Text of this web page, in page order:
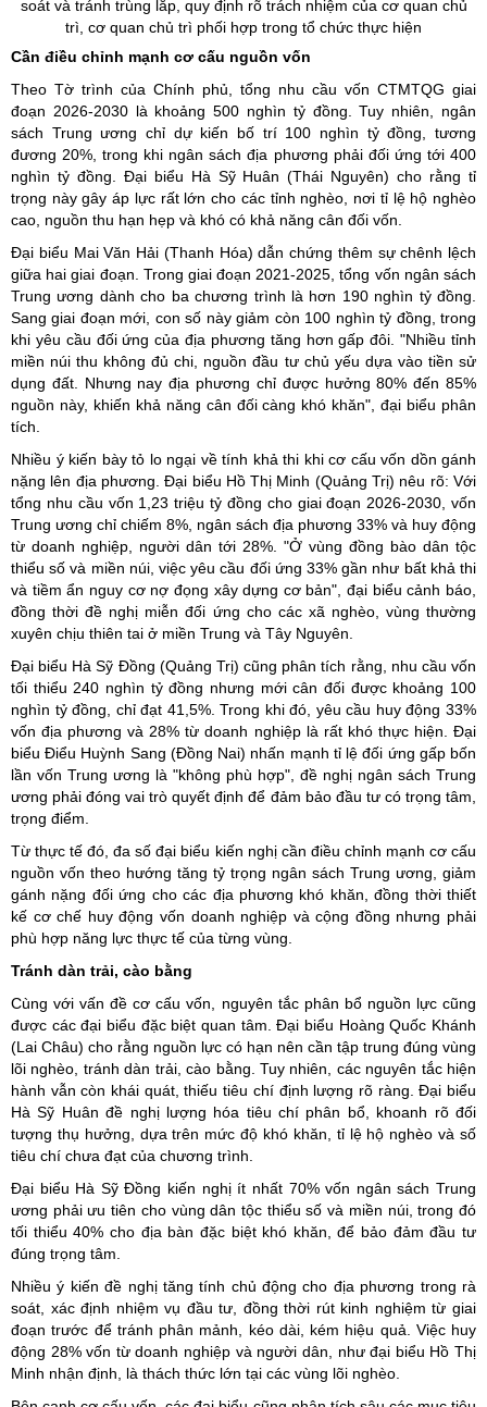
soát và tránh trùng lắp, quy định rõ trách nhiệm của cơ quan chủ
trì, cơ quan chủ trì phối hợp trong tổ chức thực hiện
Cần điều chỉnh mạnh cơ cấu nguồn vốn
Theo Tờ trình của Chính phủ, tổng nhu cầu vốn CTMTQG giai
đoạn 2026-2030 là khoảng 500 nghìn tỷ đồng. Tuy nhiên, ngân
sách Trung ương chỉ dự kiến bố trí 100 nghìn tỷ đồng, tương
đương 20%, trong khi ngân sách địa phương phải đối ứng tới 400
nghìn tỷ đồng. Đại biểu Hà Sỹ Huân (Thái Nguyên) cho rằng tỉ
trọng này gây áp lực rất lớn cho các tỉnh nghèo, nơi tỉ lệ hộ nghèo
cao, nguồn thu hạn hẹp và khó có khả năng cân đối vốn.
Đại biểu Mai Văn Hải (Thanh Hóa) dẫn chứng thêm sự chênh lệch
giữa hai giai đoạn. Trong giai đoạn 2021-2025, tổng vốn ngân sách
Trung ương dành cho ba chương trình là hơn 190 nghìn tỷ đồng.
Sang giai đoạn mới, con số này giảm còn 100 nghìn tỷ đồng, trong
khi yêu cầu đối ứng của địa phương tăng hơn gấp đôi. "Nhiều tỉnh
miền núi thu không đủ chi, nguồn đầu tư chủ yếu dựa vào tiền sử
dụng đất. Nhưng nay địa phương chỉ được hưởng 80% đến 85%
nguồn này, khiến khả năng cân đối càng khó khăn", đại biểu phân
tích.
Nhiều ý kiến bày tỏ lo ngại về tính khả thi khi cơ cấu vốn dồn gánh
nặng lên địa phương. Đại biểu Hồ Thị Minh (Quảng Trị) nêu rõ: Với
tổng nhu cầu vốn 1,23 triệu tỷ đồng cho giai đoạn 2026-2030, vốn
Trung ương chỉ chiếm 8%, ngân sách địa phương 33% và huy động
từ doanh nghiệp, người dân tới 28%. "Ở vùng đồng bào dân tộc
thiểu số và miền núi, việc yêu cầu đối ứng 33% gần như bất khả thi
và tiềm ẩn nguy cơ nợ đọng xây dựng cơ bản", đại biểu cảnh báo,
đồng thời đề nghị miễn đối ứng cho các xã nghèo, vùng thường
xuyên chịu thiên tai ở miền Trung và Tây Nguyên.
Đại biểu Hà Sỹ Đồng (Quảng Trị) cũng phân tích rằng, nhu cầu vốn
tối thiểu 240 nghìn tỷ đồng nhưng mới cân đối được khoảng 100
nghìn tỷ đồng, chỉ đạt 41,5%. Trong khi đó, yêu cầu huy động 33%
vốn địa phương và 28% từ doanh nghiệp là rất khó thực hiện. Đại
biểu Điểu Huỳnh Sang (Đồng Nai) nhấn mạnh tỉ lệ đối ứng gấp bốn
lần vốn Trung ương là "không phù hợp", đề nghị ngân sách Trung
ương phải đóng vai trò quyết định để đảm bảo đầu tư có trọng tâm,
trọng điểm.
Từ thực tế đó, đa số đại biểu kiến nghị cần điều chỉnh mạnh cơ cấu
nguồn vốn theo hướng tăng tỷ trọng ngân sách Trung ương, giảm
gánh nặng đối ứng cho các địa phương khó khăn, đồng thời thiết
kế cơ chế huy động vốn doanh nghiệp và cộng đồng nhưng phải
phù hợp năng lực thực tế của từng vùng.
Tránh dàn trải, cào bằng
Cùng với vấn đề cơ cấu vốn, nguyên tắc phân bổ nguồn lực cũng
được các đại biểu đặc biệt quan tâm. Đại biểu Hoàng Quốc Khánh
(Lai Châu) cho rằng nguồn lực có hạn nên cần tập trung đúng vùng
lõi nghèo, tránh dàn trải, cào bằng. Tuy nhiên, các nguyên tắc hiện
hành vẫn còn khái quát, thiếu tiêu chí định lượng rõ ràng. Đại biểu
Hà Sỹ Huân đề nghị lượng hóa tiêu chí phân bổ, khoanh rõ đối
tượng thụ hưởng, dựa trên mức độ khó khăn, tỉ lệ hộ nghèo và số
tiêu chí chưa đạt của chương trình.
Đại biểu Hà Sỹ Đồng kiến nghị ít nhất 70% vốn ngân sách Trung
ương phải ưu tiên cho vùng dân tộc thiểu số và miền núi, trong đó
tối thiểu 40% cho địa bàn đặc biệt khó khăn, để bảo đảm đầu tư
đúng trọng tâm.
Nhiều ý kiến đề nghị tăng tính chủ động cho địa phương trong rà
soát, xác định nhiệm vụ đầu tư, đồng thời rút kinh nghiệm từ giai
đoạn trước để tránh phân mảnh, kéo dài, kém hiệu quả. Việc huy
động 28% vốn từ doanh nghiệp và người dân, như đại biểu Hồ Thị
Minh nhận định, là thách thức lớn tại các vùng lõi nghèo.